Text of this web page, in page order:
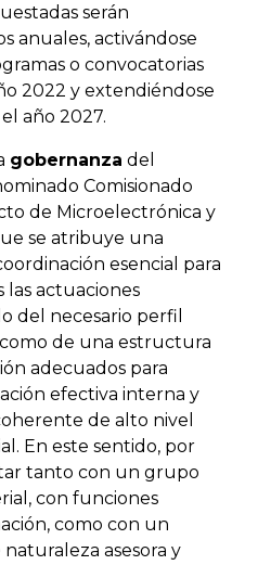
serán
anuales, activándose
o convocatorias
2022 y extendiéndose
año 2027.
gobernanza del
Comisionado
de Microelectrónica y
se atribuye una
esencial para
actuaciones
del necesario perfil
de una estructura
adecuados para
efectiva interna y
de alto nivel
En este sentido, por
tanto con un grupo
con funciones
como con un
asesora y